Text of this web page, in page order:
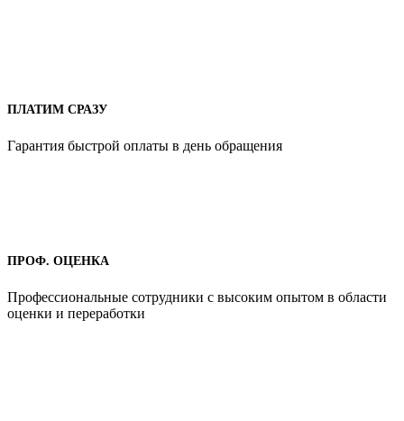
ПЛАТИМ СРАЗУ
Гарантия быстрой оплаты в день обращения
ПРОФ. ОЦЕНКА
Профессиональные сотрудники с высоким опытом в области
оценки и переработки